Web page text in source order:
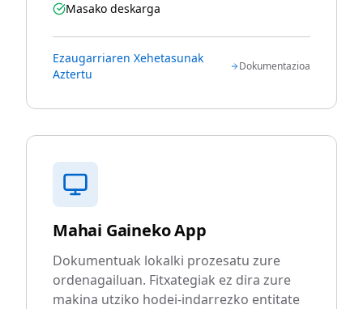
Masako deskarga
Ezaugarriaren Xehetasunak
Aztertu
Dokumentazioa
Mahai Gaineko App
Dokumentuak lokalki prozesatu zure
ordenagailuan. Fitxategiak ez dira zure
makina utziko hodei-indarrezko entitate